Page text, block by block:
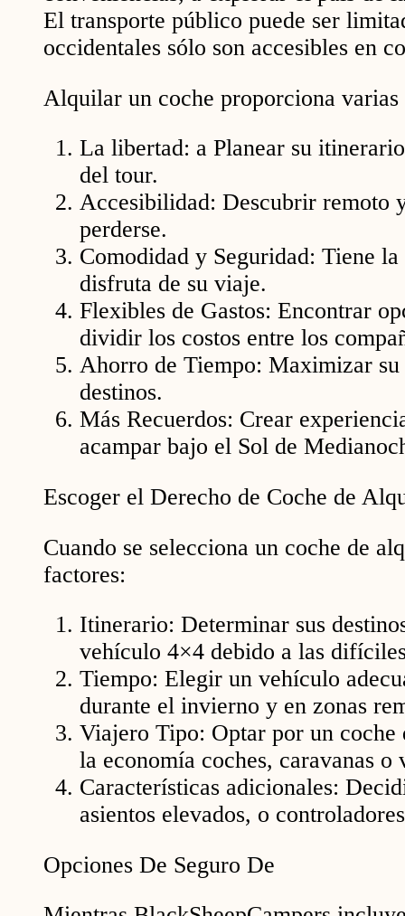
El transporte público puede ser
occidentales sólo son accesibles en
Alquilar un coche proporciona varias
La libertad: a Planear su
del tour.
Accesibilidad: Descubrir remoto
perderse.
Comodidad y Seguridad: Tiene
disfruta de su viaje.
Flexibles de Gastos: Encontrar
dividir los costos entre los
Ahorro de Tiempo: Maximizar
destinos.
Más Recuerdos: Crear
acampar bajo el Sol de
Escoger el Derecho de Coche de
Cuando se selecciona un coche de
factores:
Itinerario: Determinar sus
vehículo 4×4 debido a las
Tiempo: Elegir un vehículo
durante el invierno y en zonas
Viajero Tipo: Optar por un coche
la economía coches, caravanas
Características adicionales:
asientos elevados, o
Opciones De Seguro De